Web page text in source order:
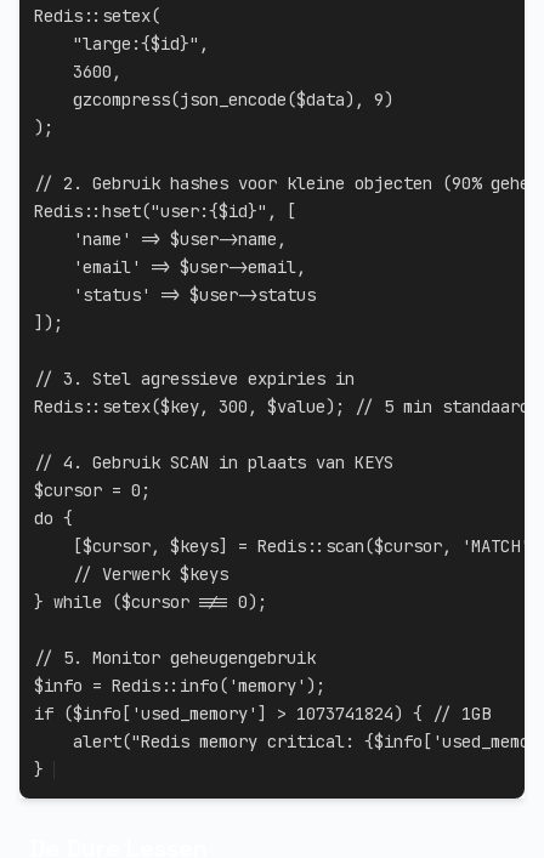
Redis :: setex(
"large:{$id}" ,
3600 ,
gzcompress(json_encode($data) , 9)
) ;
// 2. Gebruik hashes voor kleine objecten (90%
Redis :: hset("user:{$id}" ,
[
'name'
=> $user->name ,
'email'
=> $user->email,
'status'
=> $user->status
] ) ;
// 3. Stel agressieve expiries in
Redis :: setex($key, 300 , $value) ; // 5 min
// 4. Gebruik SCAN in plaats van KEYS
$cursor = 0 ;
do {
[$cursor, $keys] = Redis :: scan($cursor, 'MATCH'
// Verwerk $keys
} while ($cursor !== 0) ;
// 5. Monitor geheugengebruik
$info = Redis :: info( 'memory' ) ;
if ($info [ 'used_memory' ] > 1073741824) {
// 1GB
alert("Redis memory critical: {$info [
}